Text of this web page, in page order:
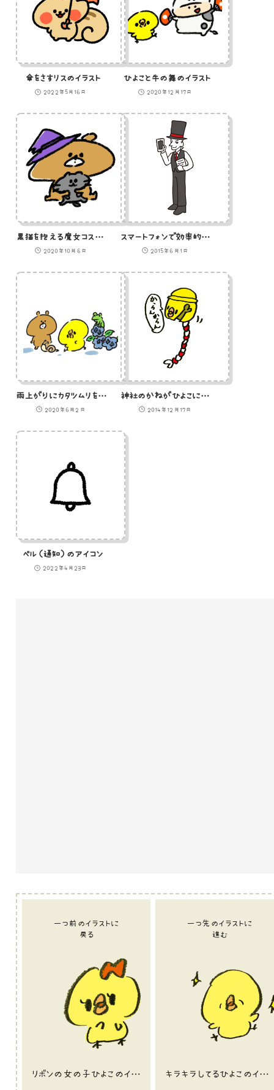
傘をさすリスのイラスト
2022年5月16日
ひよこと牛の舞のイラスト
2020年12月17日
黒猫を抱える魔女コス熊のイラスト
2020年10月6日
スマートフォンで効率的に仕事ができる紳士のイラスト
2015年6月1日
雨上がりにカタツムリをおいかけるひよこのイラスト
2020年6月2日
神社のかねがひよこになったのイラスト
2014年12月17日
ベル（通知）のアイコン
2022年4月23日
一つ前のイラストに
戻る
リボンの女の子ひよこのイラスト
一つ先のイラストに
進む
キラキラしてるひよこのイラスト